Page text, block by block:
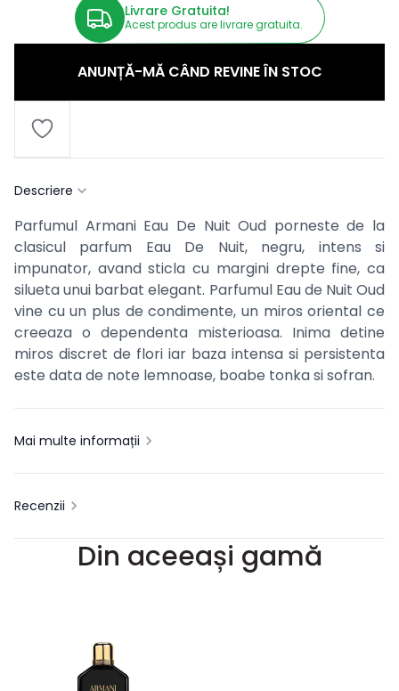
Livrare Gratuita!
Acest produs are livrare gratuita.
ANUNȚĂ-MĂ CÂND REVINE ÎN STOC
Descriere
Parfumul Armani Eau De Nuit Oud porneste de la
clasicul parfum Eau De Nuit, negru, intens si
impunator, avand sticla cu margini drepte fine, ca
silueta unui barbat elegant. Parfumul Eau de Nuit Oud
vine cu un plus de condimente, un miros oriental ce
creeaza o dependenta misterioasa. Inima detine
miros discret de flori iar baza intensa si persistenta
este data de note lemnoase, boabe tonka si sofran.
Mai multe informații
Recenzii
Din aceeași gamă